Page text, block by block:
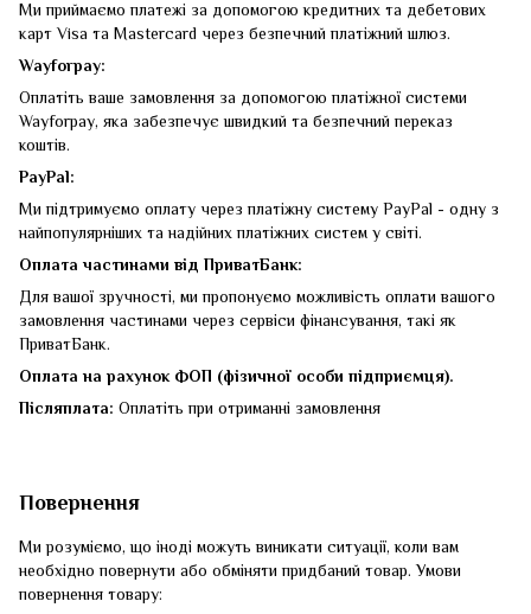
Ми приймаємо платежі за допомогою кредитних та дебетових
карт Visa та Mastercard через безпечний платіжний шлюз.
Wayforpay:
Оплатіть ваше замовлення за допомогою платіжної системи
Wayforpay, яка забезпечує швидкий та безпечний переказ
коштів.
PayPal:
Ми підтримуємо оплату через платіжну систему PayPal - одну з
найпопулярніших та надійних платіжних систем у світі.
Оплата частинами від ПриватБанк:
Для вашої зручності, ми пропонуємо можливість оплати вашого
замовлення частинами через сервіси фінансування, такі як
ПриватБанк.
Оплата на рахунок ФОП (фізичної особи підприємця).
Післяплата: Оплатіть при отриманні замовлення
Повернення
Ми розуміємо, що іноді можуть виникати ситуації, коли вам
необхідно повернути або обміняти придбаний товар. Умови
повернення товару: